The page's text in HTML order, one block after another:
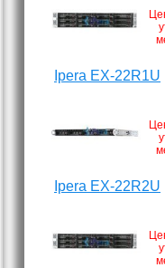
Ipera EX-22R1U
Ipera EX-22R2U